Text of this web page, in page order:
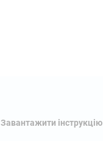
Завантажити інструкцію